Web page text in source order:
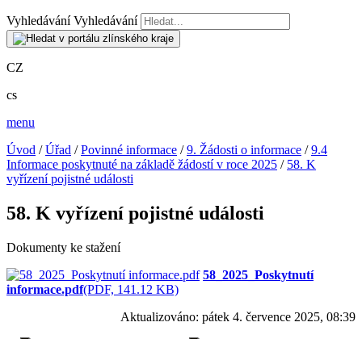
Vyhledávání Vyhledávání
CZ
cs
menu
Úvod /Úřad /Povinné informace /9. Žádosti o informace /9.4
Informace poskytnuté na základě žádostí v roce 2025 / 58. K
vyřízení pojistné události
58. K vyřízení pojistné události
Dokumenty ke stažení
58_2025_Poskytnutí
informace.pdf(PDF, 141.12 KB)
Aktualizováno: pátek 4. července 2025, 08:39